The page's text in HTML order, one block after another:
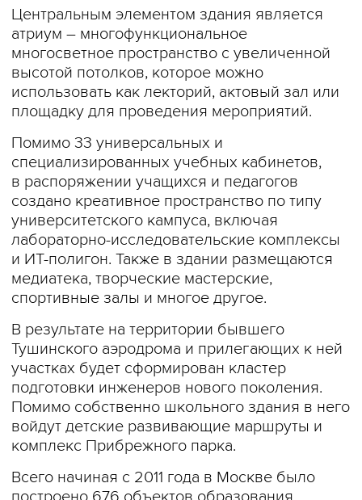
Центральным элементом здания является
атриум – многофункциональное
многосветное пространство с увеличенной
высотой потолков, которое можно
использовать как лекторий, актовый зал или
площадку для проведения мероприятий.
Помимо 33 универсальных и
специализированных учебных кабинетов,
в распоряжении учащихся и педагогов
создано креативное пространство по типу
университетского кампуса, включая
лабораторно-исследовательские комплексы
и ИТ-полигон. Также в здании размещаются
медиатека, творческие мастерские,
спортивные залы и многое другое.
В результате на территории бывшего
Тушинского аэродрома и прилегающих к ней
участках будет сформирован кластер
подготовки инженеров нового поколения.
Помимо собственно школьного здания в него
войдут детские развивающие маршруты и
комплекс Прибрежного парка.
Всего начиная с 2011 года в Москве было